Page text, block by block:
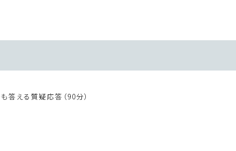
答える質疑応答（90分）